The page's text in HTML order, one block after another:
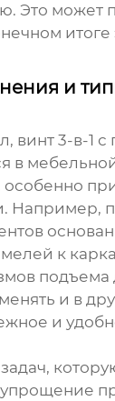
Это может
итоге
и
винт 3-в-1 с
в
Например,
к
подъема
и в
и